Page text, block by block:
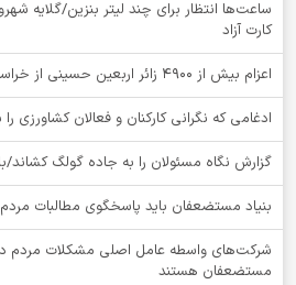
ساعت‌ها انتظار برای چند لیتر بنزین/گلایه
کارت آزاد
اعزام بیش از 4900 زائر اربعین حسینی از خراسان جنوبی
ادغامی که نگرانی کارکنان و فعالان کشاورزی
گزارش نگاه مسئولان را به جاده گولگ کشاند/
بنیاد مستضعفان باید پاسخگوی مطالبات
شرکت‌های واسطه عامل اصلی مشکلات مردم
مستضعفان هستند